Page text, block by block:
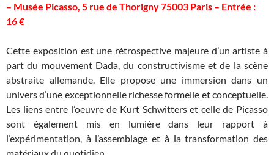
– Musée Picasso, 5 rue de Thorigny 75003 Paris – Entrée :
16 €
Cette exposition est une rétrospective majeure d’un artiste à
part du mouvement Dada, du constructivisme et de la scène
abstraite allemande. Elle propose une immersion dans un
univers d’une exceptionnelle richesse formelle et conceptuelle.
Les liens entre l’oeuvre de Kurt Schwitters et celle de Picasso
sont également mis en lumière dans leur rapport à
l’expérimentation, à l’assemblage et à la transformation des